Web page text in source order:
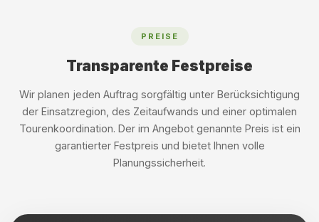
PREISE
Transparente Festpreise
Wir planen jeden Auftrag sorgfältig unter Berücksichtigung
der Einsatzregion, des Zeitaufwands und einer optimalen
Tourenkoordination. Der im Angebot genannte Preis ist ein
garantierter Festpreis und bietet Ihnen volle
Planungssicherheit.